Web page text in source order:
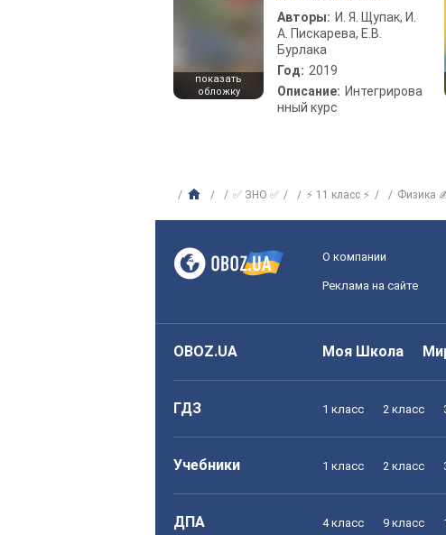
показать
обложку
Авторы: И. Я. Щупак, И.
А. Пискарева, Е.В.
Бурлака
Год: 2019
Описание: Интегрирова
нный курс
✅ ЗНО ✅ ⚡ 11 класс ⚡ Физика
О компании
Реклама на сайте
OBOZ.UA Моя Школа
ГДЗ 1 класс 2 класс
Учебники 1 класс 2 класс
ДПА 4 класс 9 класс